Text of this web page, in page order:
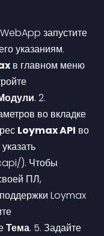
запустите
указаниям.
в главном меню
. 2.
во вкладке
Loymax API во
). Чтобы
ПЛ,
Loymax
Тема. 5. Задайте